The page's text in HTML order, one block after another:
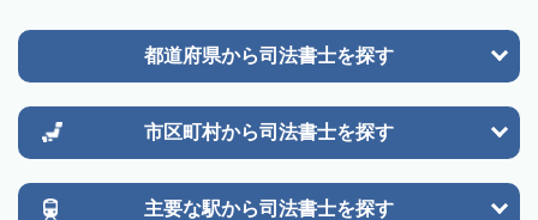
都道府県から司法書士を探す
市区町村から司法書士を探す
主要な駅から司法書士を探す